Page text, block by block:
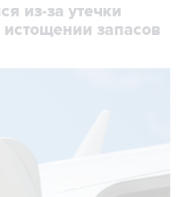
из-за утечки
запасов